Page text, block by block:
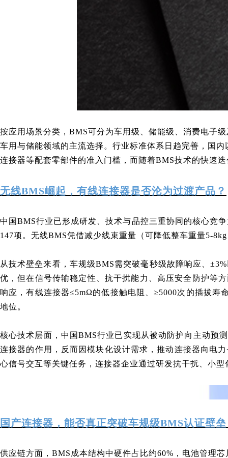
按应用场景分类，BMS可分为车用级、储能级、消费电子
车用与储能领域的主流选择。行业标准体系日趋完善，国
连接器等配套零部件的准入门槛，而随着BMS技术的快速
无线BMS崛起，有线连接器是否沦为过渡产品？
中国BMS行业已形成研发、技术与品控三重协同的核心竞
147项。无线BMS凭借减少线束重量（可降低整车重量5-
从技术壁垒来看，车规级BMS需突破毫秒级故障响应、
优，但在信号传输稳定性、抗干扰能力、高压安全防护等
响应，有线连接器≤5mΩ的低接触电阻、≥5000次的插拔寿
地位。
核心技术层面，中国BMS行业已实现从被动防护向主动预
连接器的作用，反而因模块化设计需求，推动连接器向电
心信号交互等关键任务，连接器企业通过研发抗干扰、小
国产连接器，能否真正突破车规级BMS认证壁
供应链方面，BMS成本结构中硬件占比约60%，电池管理